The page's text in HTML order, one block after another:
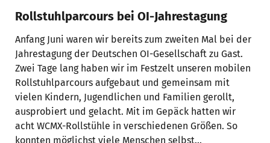
Rollstuhlparcours bei OI-Jahrestagung
Anfang Juni waren wir bereits zum zweiten Mal bei der
Jahrestagung der Deutschen OI-Gesellschaft zu Gast.
Zwei Tage lang haben wir im Festzelt unseren mobilen
Rollstuhlparcours aufgebaut und gemeinsam mit
vielen Kindern, Jugendlichen und Familien gerollt,
ausprobiert und gelacht. Mit im Gepäck hatten wir
acht WCMX-Rollstühle in verschiedenen Größen. So
konnten möglichst viele Menschen selbst…